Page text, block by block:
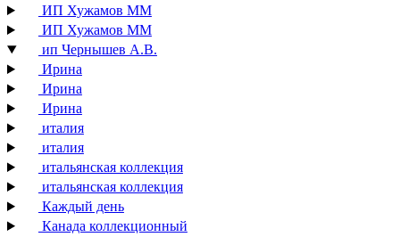
ИП Хужамов ММ
ИП Хужамов ММ
ип Чернышев А.В.
Ирина
Ирина
Ирина
италия
италия
итальянская коллекция
итальянская коллекция
Каждый день
Канада коллекционный